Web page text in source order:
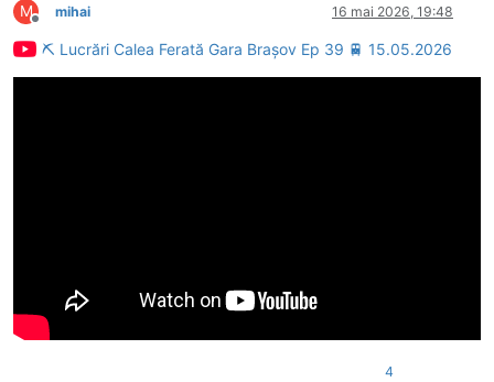
M
Deconectat
mihai 16 mai 2026, 19:48
⛏ Lucrări Calea Ferată Gara Brașov Ep 39 🚆 15.05.2026
4